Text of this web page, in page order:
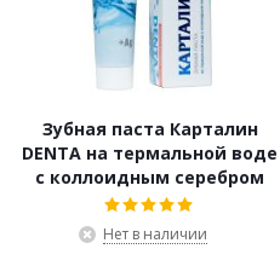
Зубная паста Карталин
DENTA на термальной воде
с коллоидным серебром
Нет в наличии